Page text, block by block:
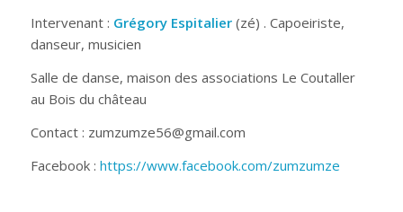
Intervenant : Grégory Espitalier(zé) . Capoeiriste,
danseur, musicien
Salle de danse, maison des associations Le Coutaller
au Bois du château
Contact : zumzumze56@gmail.com
Facebook : https://www.facebook.com/zumzumze